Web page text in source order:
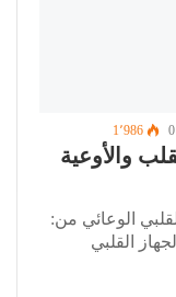
1٬986
والأوعية
الوعائي من:
القلبي